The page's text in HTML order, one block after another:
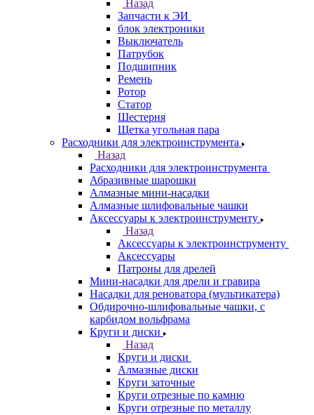
Назад
Запчасти к ЭИ
блок электроники
Выключатель
Патрубок
Подшипник
Ремень
Ротор
Статор
Шестерня
Щетка угольная пара
Расходники для электроинструмента
Назад
Расходники для электроинструмента
Абразивные шарошки
Алмазные мини-насадки
Алмазные шлифовальные чашки
Аксессуары к электроинструменту
Назад
Аксессуары к электроинструменту
Аксессуары
Патроны для дрелей
Мини-насадки для дрели и гравира
Насадки для реноватора (мультикатера)
Обдирочно-шлифовальные чашки, с
карбидом вольфрама
Круги и диски
Назад
Круги и диски
Алмазные диски
Круги заточные
Круги отрезные по камню
Круги отрезные по металлу